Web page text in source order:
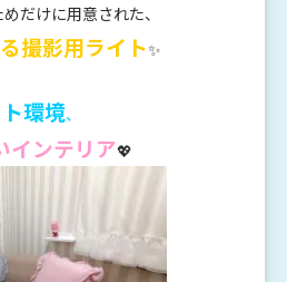
だけに用意された、
撮影用ライト✨
環境、
インテリア💖